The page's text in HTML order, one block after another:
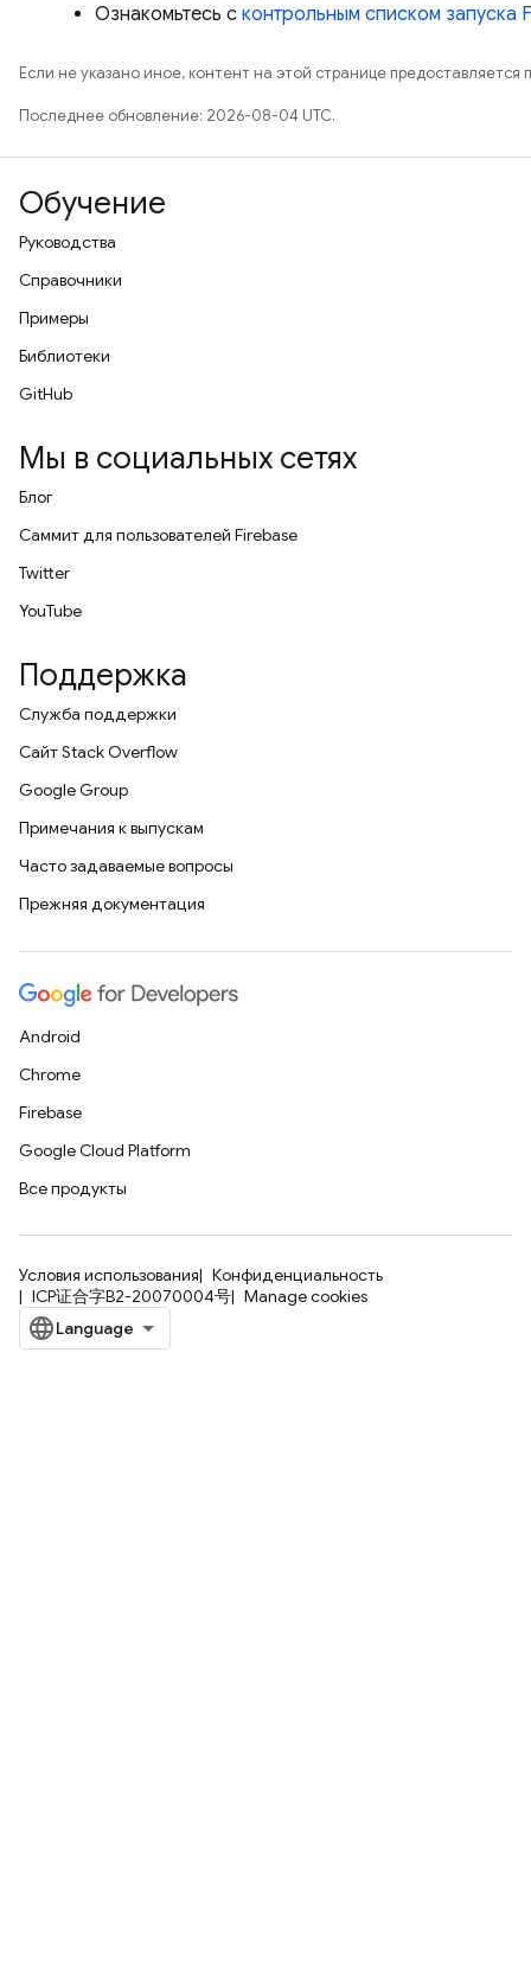
Ознакомьтесь с контрольным списком запуска
Если не указано иное, контент на этой странице предоставляется
Последнее обновление: 2026-08-04 UTC.
Обучение
Руководства
Справочники
Примеры
Библиотеки
GitHub
Мы в социальных сетях
Блог
Саммит для пользователей Firebase
Twitter
YouTube
Поддержка
Служба поддержки
Сайт Stack Overflow
Google Group
Примечания к выпускам
Часто задаваемые вопросы
Прежняя документация
Android
Chrome
Firebase
Google Cloud Platform
Все продукты
Условия использования
Конфиденциальность
ICP证合字B2-20070004号
Manage cookies